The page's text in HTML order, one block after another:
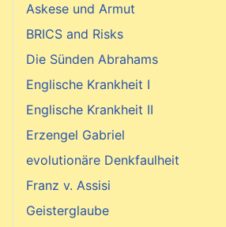
Askese und Armut
BRICS and Risks
Die Sünden Abrahams
Englische Krankheit I
Englische Krankheit II
Erzengel Gabriel
evolutionäre Denkfaulheit
Franz v. Assisi
Geisterglaube